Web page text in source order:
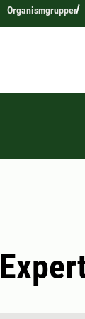
Organismgrupper